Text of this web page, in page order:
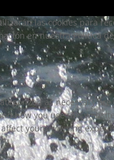
las cookies para
en nuestra Política
as necessary
how you use this
your browsing